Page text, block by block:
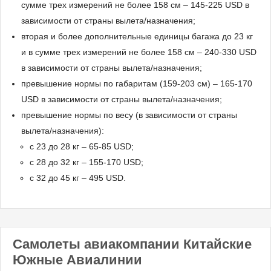
сумме трех измерений не более 158 см – 145-225 USD в
зависимости от страны вылета/назначения;
вторая и более дополнительные единицы багажа до 23 кг
и в сумме трех измерений не более 158 см – 240-330 USD
в зависимости от страны вылета/назначения;
превышение нормы по габаритам (159-203 см) – 165-170
USD в зависимости от страны вылета/назначения;
превышение нормы по весу (в зависимости от страны
вылета/назначения):
с 23 до 28 кг – 65-85 USD;
с 28 до 32 кг – 155-170 USD;
с 32 до 45 кг – 495 USD.
Самолеты авиакомпании Китайские
Южные Авиалинии